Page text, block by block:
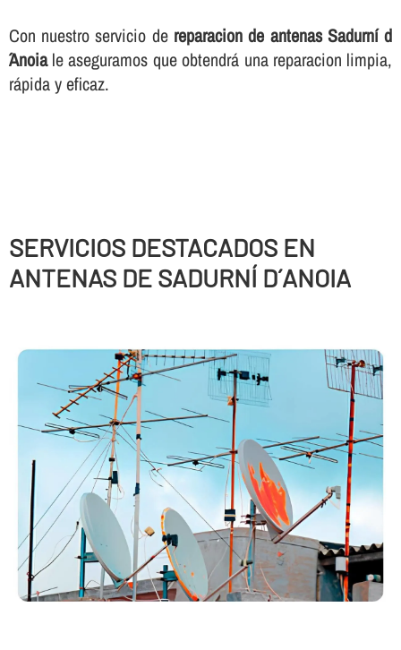
Con nuestro servicio de reparacion de antenas Sadurní d
´Anoiale aseguramos que obtendrá una reparacion limpia,
rápida y eficaz.
SERVICIOS DESTACADOS EN
ANTENAS DE SADURNÍ D´ANOIA